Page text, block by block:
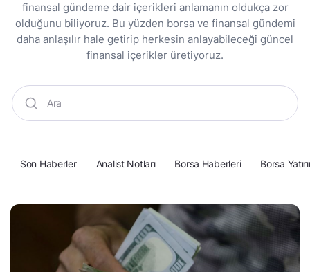
finansal gündeme dair içerikleri anlamanın oldukça zor
olduğunu biliyoruz. Bu yüzden borsa ve finansal gündemi
daha anlaşılır hale getirip herkesin anlayabileceği güncel
finansal içerikler üretiyoruz.
Son Haberler Analist Notları Borsa Haberleri Borsa